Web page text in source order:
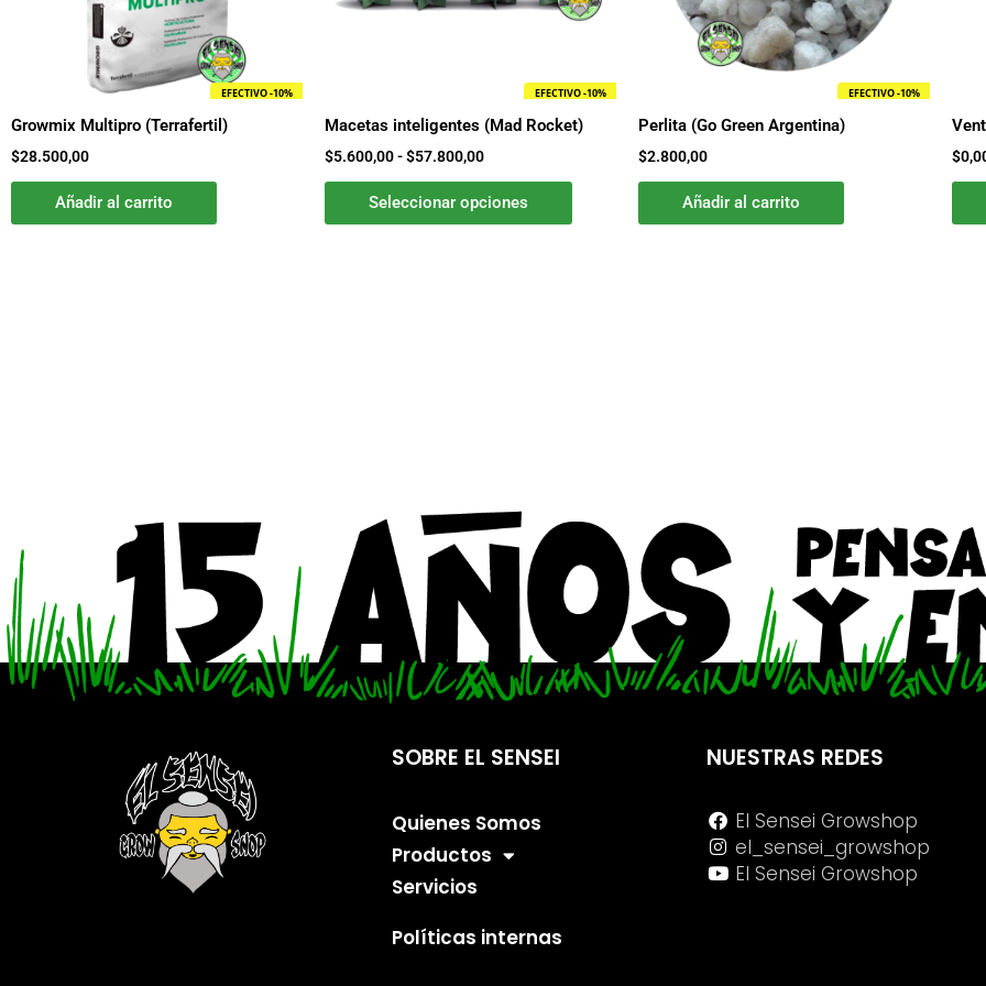
EFECTIVO -10%
Growmix Multipro (Terrafertil)
$28.500,00
Añadir al carrito
EFECTIVO -10%
Macetas inteligentes (Mad Rocket)
$5.600,00-$57.800,00
Seleccionar opciones
en
página
producto
EFECTIVO -10%
Perlita (Go Green Argentina)
$2.800,00
Añadir al carrito
$
SOBRE EL SENSEI
Quienes Somos
Productos
Servicios
Políticas internas
NUESTRAS REDES
El Sensei Growshop
el_sensei_growshop
El Sensei Growshop